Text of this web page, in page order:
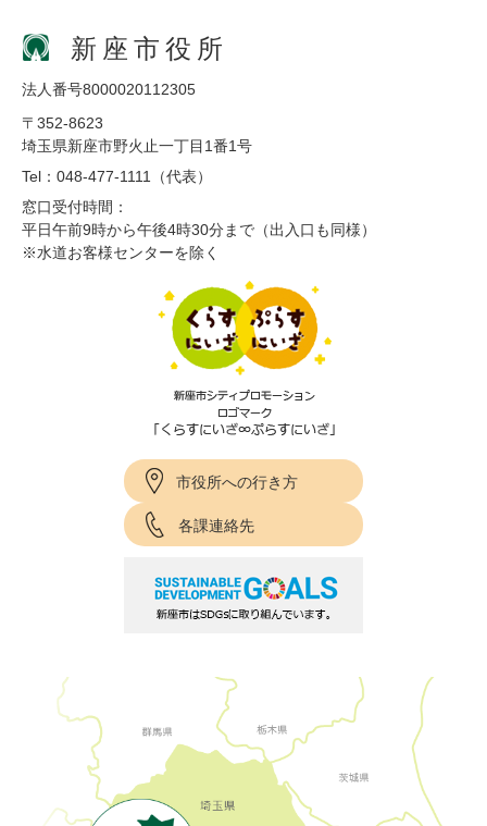
新座市役所
法人番号8000020112305
〒352-8623
埼玉県新座市野火止一丁目1番1号
Tel：048-477-1111（代表）
窓口受付時間：
平日午前9時から午後4時30分まで（出入口も同様）
※水道お客様センターを除く
市役所への行き方
各課連絡先